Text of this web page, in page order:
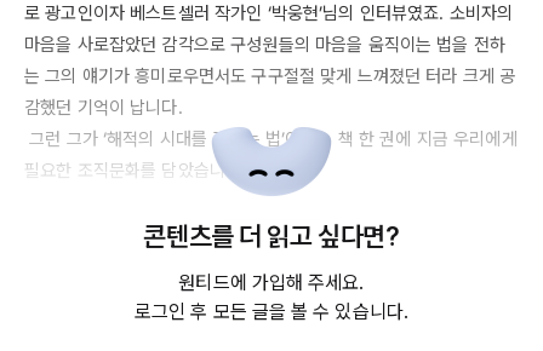
로 광고인이자 베스트셀러 작가인 ‘박웅현’님의 인터뷰였죠. 소비자의
마음을 사로잡았던 감각으로 구성원들의 마음을 움직이는 법을 전하
는 그의 얘기가 흥미로우면서도 구구절절 맞게 느껴졌던 터라 크게 공
감했던 기억이 납니다.
그런 그가 ‘해적의 시대를 건너는 법’이라는 책 한 권에 지금 우리에게
필요한 조직문화를 담았습니다.
1. 광고인인 그는 ‘왜’ 조직 문화를 얘기하는가?
문제를 해결하는 역할을 해왔습니다. 이를 위해 임원진부터 평사원에
이르기까지 기업의 강약점과 장단점, 경쟁 우위에 대한 인터뷰를 진행
콘텐츠를 더 읽고 싶다면?
원티드에 가입해 주세요.
로그인 후 모든 글을 볼 수 있습니다.